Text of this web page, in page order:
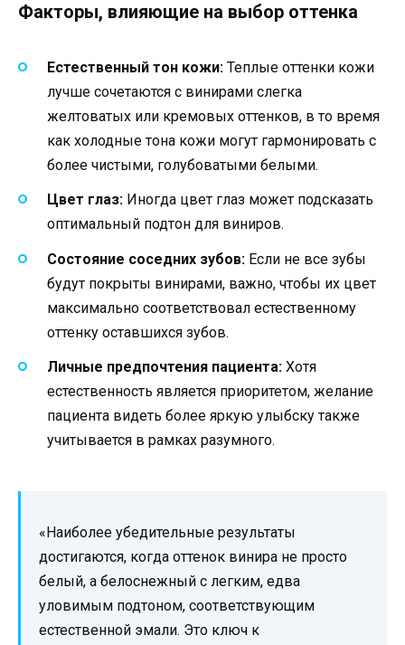
Факторы, влияющие на выбор оттенка
Естественный тон кожи: Теплые оттенки кожи
лучше сочетаются с винирами слегка
желтоватых или кремовых оттенков, в то время
как холодные тона кожи могут гармонировать с
более чистыми, голубоватыми белыми.
Цвет глаз: Иногда цвет глаз может подсказать
оптимальный подтон для виниров.
Состояние соседних зубов: Если не все зубы
будут покрыты винирами, важно, чтобы их цвет
максимально соответствовал естественному
оттенку оставшихся зубов.
Личные предпочтения пациента: Хотя
естественность является приоритетом, желание
пациента видеть более яркую улыбску также
учитывается в рамках разумного.
«Наиболее убедительные результаты
достигаются, когда оттенок винира не просто
белый, а белоснежный с легким, едва
уловимым подтоном, соответствующим
естественной эмали. Это ключ к